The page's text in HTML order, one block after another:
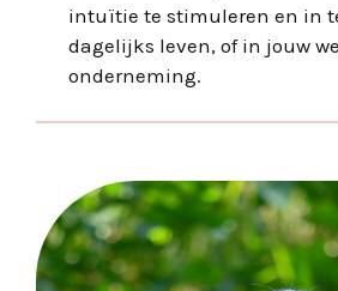
intuïtie te stimuleren en in
dagelijks leven, of in jouw
onderneming.